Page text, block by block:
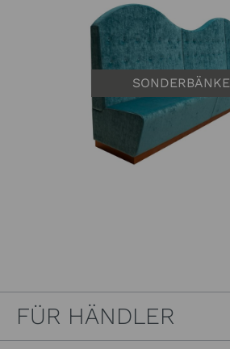
SONDERBÄNKE
FÜR HÄNDLER